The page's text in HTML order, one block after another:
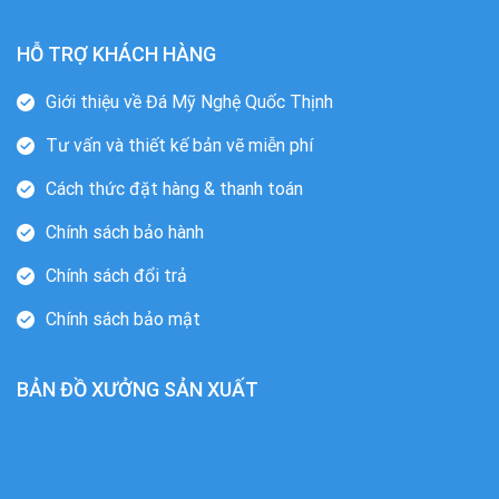
HỖ TRỢ KHÁCH HÀNG
Giới thiệu về Đá Mỹ Nghệ Quốc Thịnh
Tư vấn và thiết kế bản vẽ miễn phí
Cách thức đặt hàng & thanh toán
Chính sách bảo hành
Chính sách đổi trả
Chính sách bảo mật
BẢN ĐỒ XƯỞNG SẢN XUẤT